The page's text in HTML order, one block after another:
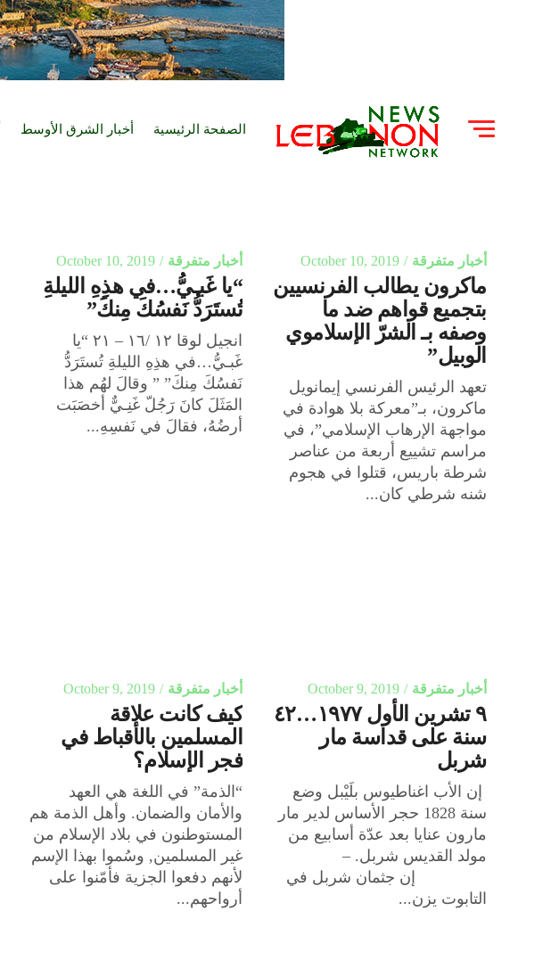
الصفحة الرئيسية أخبار الشرق الأوسط
أخبار متفرقة October 10, 2019
ماكرون يطالب الفرنسيين
بتجميع قواهم ضد ما
وصفه بـ الشرّ الإسلاموي
الوبيل”
تعهد الرئيس الفرنسي إيمانويل
ماكرون، بـ”معركة بلا هوادة في
مواجهة الإرهاب الإسلامي”، في
مراسم تشييع أربعة من عناصر
شرطة باريس، قتلوا في هجوم
شنه شرطي كان...
أخبار متفرقة October 10, 2019
“يا غَبـيُّ…في هذِهِ الليلةِ
تُستَرَدُّ نَفسُكَ مِنكَ”
انجيل لوقا ١٢ /١٦ – ٢١ “يا
غَبـيُّ…في هذِهِ الليلةِ تُستَرَدُّ
نَفسُكَ مِنكَ” ” وقالَ لهُم هذا
المَثَلَ كانَ رَجُلّ غَنِـيٌّ أخصَبَت
أرضُهُ، فقالَ في نَفسِهِ...
أخبار متفرقة October 9, 2019
٩ تشرين الأول ١٩٧٧…٤٢
سنة على قداسة مار
شربل
إن الأب اغناطيوس بلَيْبل وضع
سنة 1828 حجر الأساس لدير مار
مارون عنايا بعد عدّة أسابيع من
مولد القديس شربل. –
إن جثمان شربل في
التابوت يزن...
أخبار متفرقة October 9, 2019
كيف كانت علاقة
المسلمين بالأقباط في
فجر الإسلام؟
“الذمة” في اللغة هي العهد
والأمان والضمان. وأهل الذمة هم
المستوطنون في بلاد الإسلام من
غير المسلمين, وسُموا بهذا الإسم
لأنهم دفعوا الجزية فأمّنوا على
أرواحهم...